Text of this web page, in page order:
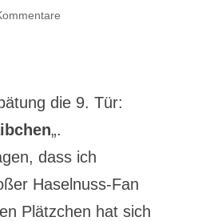
die 9. Tür:
„.
dass ich
Haselnuss-Fan
Plätzchen hat sich